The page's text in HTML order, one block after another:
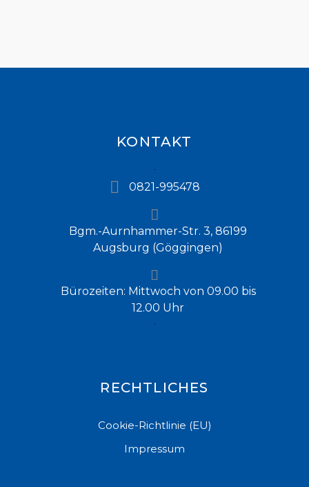
KONTAKT
0821-995478
Bgm.-Aurnhammer-Str. 3, 86199
Augsburg (Göggingen)
Bürozeiten: Mittwoch von 09.00 bis
12.00 Uhr
RECHTLICHES
Cookie-Richtlinie (EU)
Impressum